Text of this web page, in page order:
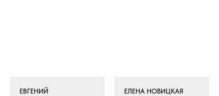
ЕВГЕНИЙ ЕЛЕНА НОВИЦКАЯ